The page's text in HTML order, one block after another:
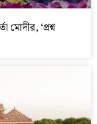
মোদীর, ‘প্রশ্ন